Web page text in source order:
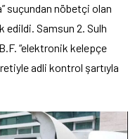
suçundan nöbetçi olan
edildi. Samsun 2. Sulh
“elektronik kelepçe
adli kontrol şartıyla